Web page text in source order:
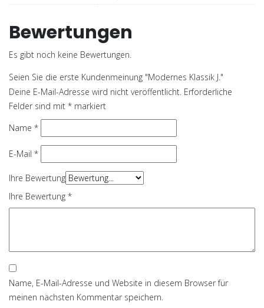
Bewertungen
Es gibt noch keine Bewertungen.
Seien Sie die erste Kundenmeinung "Modernes Klassik J."
Deine E-Mail-Adresse wird nicht veröffentlicht. Erforderliche
Felder sind mit * markiert
Name *
E-Mail *
Ihre Bewertung
Ihre Bewertung *
Name, E-Mail-Adresse und Website in diesem Browser für
meinen nächsten Kommentar speichern.